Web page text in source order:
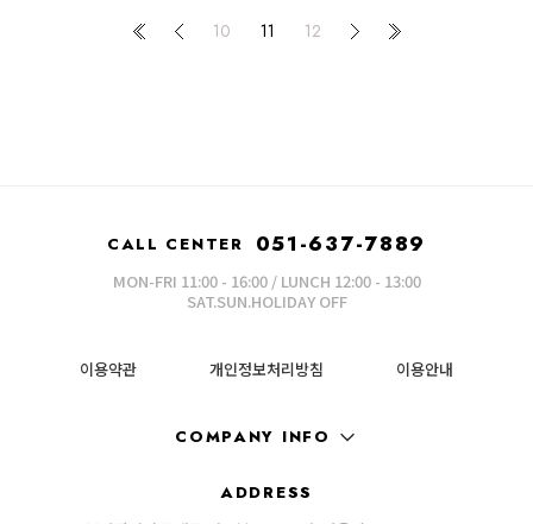
10 11 12
CALL CENTER 051-637-7889
MON-FRI 11:00 - 16:00 / LUNCH 12:00 - 13:00
SAT.SUN.HOLIDAY OFF
이용약관 개인정보처리방침 이용안내
COMPANY INFO
ADDRESS